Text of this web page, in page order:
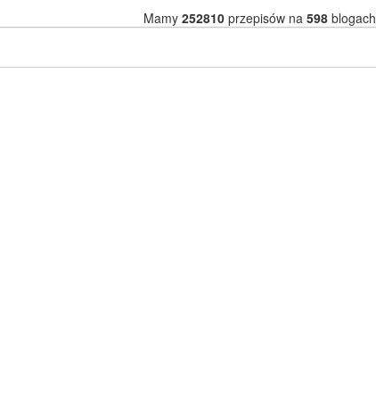
Mamy 252810przepisów na 598